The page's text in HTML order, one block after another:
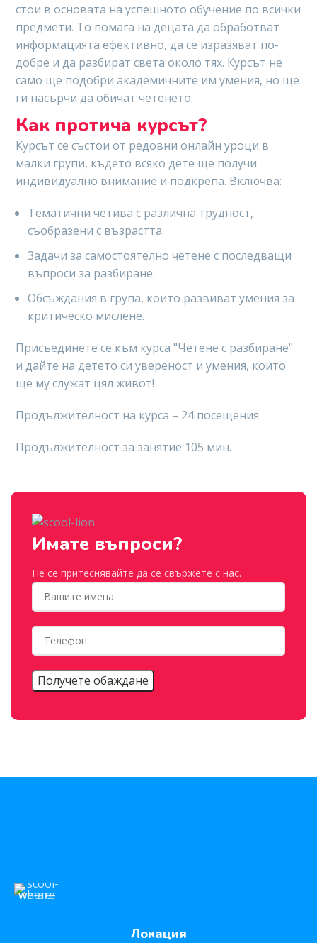
стои в основата на успешното обучение по всички
предмети. То помага на децата да обработват
информацията ефективно, да се изразяват по-
добре и да разбират света около тях. Курсът не
само ще подобри академичните им умения, но ще
ги насърчи да обичат четенето.
Как протича курсът?
Курсът се състои от редовни онлайн уроци в
малки групи, където всяко дете ще получи
индивидуално внимание и подкрепа. Включва:
Тематични четива с различна трудност,
съобразени с възрастта.
Задачи за самостоятелно четене с последващи
въпроси за разбиране.
Обсъждания в група, които развиват умения за
критическо мислене.
Присъединете се към курса "Четене с разбиране"
и дайте на детето си увереност и умения, които
ще му служат цял живот!
Продължителност на курса – 24 посещения
Продължителност за занятие 105 мин.
Имате въпроси?
Не се притеснявайте да се свържете с нас.
Локация